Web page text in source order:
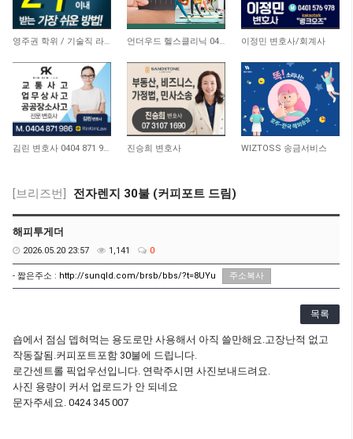
20,448 5,501 언더우드 헬스클리닉 0493 844 686 9,713
이정민 변호사/회계사
11,038 9,810
진승희 변호사 9,375
WIZTOSS 송금서비스
[브리즈번] 전자렌지 30불 (커피포트 드림)
해피투게더
2026.05.20 23:57 1,141 0
- 짧은주소 : http://sunqld.com/brsb/bbs/?t=8UYu 주소복사
목록
숍에서 점심 뎁혀먹는 용도로만 사용해서 아직 쓸만해요.고장난적 없고
작동잘됨.커피포트포함 30불에 드립니다.
로간센트롤 픽업우선입니다. 연락주시면 사진보내드려요.
사진 용량이 커서 업로드가 안 되네요
문자주세요. 0424 345 007